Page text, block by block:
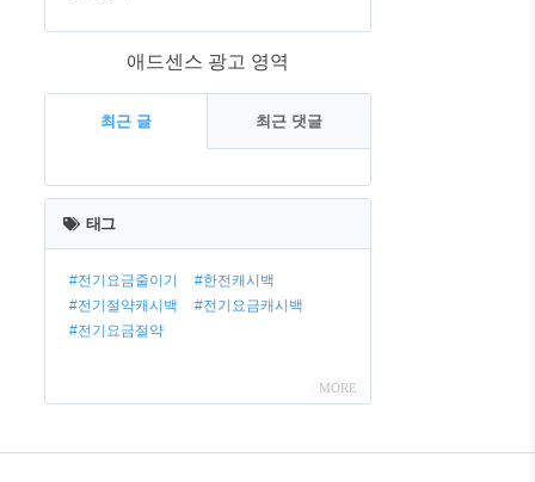
애드센스 광고 영역
최근 글 최근 댓글
최
근
글
태그
#전기요금줄이기
#한전캐시백
#전기절약캐시백
#전기요금캐시백
#전기요금절약
MORE